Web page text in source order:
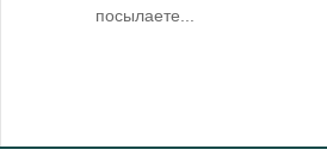
посылаете...